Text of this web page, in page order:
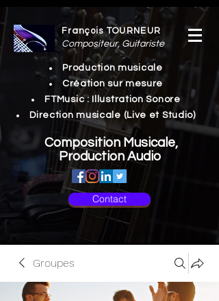
François TOURNEUR
Compositeur, Guitariste
Production musicale
Création sur mesure
FTMusic : Illustration Sonore
Direction musicale (Live et Studio)
Composition Musicale,
Production Audio
Contact
Groupes